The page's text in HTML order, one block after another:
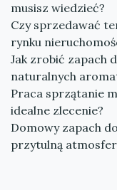
musisz wiedzieć?
Czy sprzedawać
rynku
Jak zrobić zapach
naturalnych
Praca sprzątanie
idealne zlecenie?
Domowy zapach
przytulną